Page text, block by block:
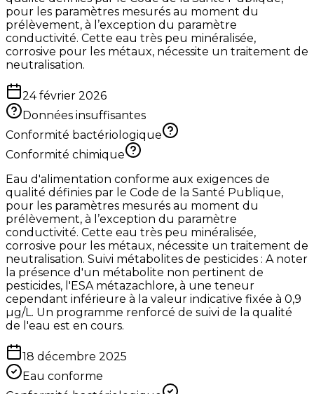
pour les paramètres mesurés au moment du
prélèvement, à l’exception du paramètre
conductivité. Cette eau très peu minéralisée,
corrosive pour les métaux, nécessite un traitement de
neutralisation.
24 février 2026
Données insuffisantes
Conformité bactériologique
Conformité chimique
Eau d'alimentation conforme aux exigences de
qualité définies par le Code de la Santé Publique,
pour les paramètres mesurés au moment du
prélèvement, à l’exception du paramètre
conductivité. Cette eau très peu minéralisée,
corrosive pour les métaux, nécessite un traitement de
neutralisation. Suivi métabolites de pesticides : A noter
la présence d'un métabolite non pertinent de
pesticides, l'ESA métazachlore, à une teneur
cependant inférieure à la valeur indicative fixée à 0,9
µg/L. Un programme renforcé de suivi de la qualité
de l'eau est en cours.
18 décembre 2025
Eau conforme